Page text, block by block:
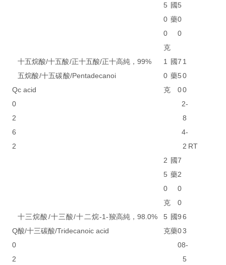
5
0
0
克
國
藥
5
0
0
Q
0
2
6
2
十五烷酸/十五酸/正十五酸/正十
五烷酸/十五碳酸/Pentadecanoi
c acid
高純，99%
1
0
克
國
藥
7
5
0
1
0
0
2-
8
4-
2 RT
2
5
0
克
國
藥
7
2
0
0
Q
0
2
十三烷酸/十三酸/十二烷-1-羧
酸/十三碳酸/Tridecanoic acid
高純，98.0%
5
克
國
藥
9
0
0
6
3
8-
5